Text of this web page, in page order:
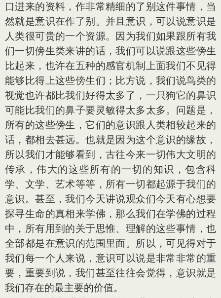
口进来的资料，作非常精细的了别这件事情，当
然就是意识在作了别。并且意识，可以说意识是
人类很可贵的一个资源。因为我们如果跟所有我
们一切傍生类来讲的话，我们可以说跟这些傍生
比起来，也许在五种的感官机制上面我们不见得
能够比得上这些傍生们；比方说，我们说鸟类的
视觉也许都比我们好得太多了，一只狗它的鼻识
可能比我们的鼻子要灵敏得太多太多。问题是，
所有的这些傍生，它们的意识跟人类相较起来的
话，都相去甚远。也就是因为这个意识的缘故，
所以我们才能够看到，古往今来一切伟大文明的
传承，伟大的这些所有的一切的知识，包含科
学、文学、艺术等等，所有一切都起源于我们的
意识。甚至，我们今天讲说观众们今天有心想要
探寻生命的真相来学佛，那么我们在学佛的过程
中，所有用到的关于思惟、理解的这些事情，也
全部都是在意识的范围里面。所以，可见得对于
我们每一个人来说，意识可以说是非常非常的重
要，重要到说，我们甚至往往会觉得，意识就是
我们存在的最主要的价值。